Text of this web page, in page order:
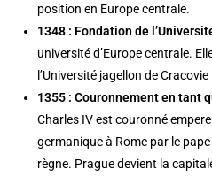
position en Europe centrale.
1348 : Fondation de
université d’Europe centrale.
l’Université jagellon deCracovie
1355 : Couronnement en tant
Charles IV est couronné
germanique à Rome par le
règne. Prague devient la